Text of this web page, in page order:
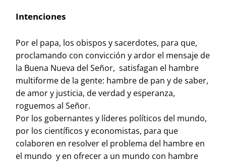
Intenciones
Por el papa, los obispos y sacerdotes, para que,
proclamando con convicción y ardor el mensaje de
la Buena Nueva del Señor, satisfagan el hambre
multiforme de la gente: hambre de pan y de saber,
de amor y justicia, de verdad y esperanza,
roguemos al Señor.
Por los gobernantes y líderes políticos del mundo,
por los científicos y economistas, para que
colaboren en resolver el problema del hambre en
el mundo y en ofrecer a un mundo con hambre